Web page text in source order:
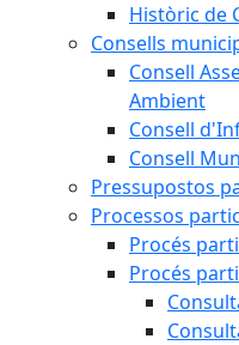
Històric de
Consells
Consell
Ambient
Consell
Consell
Pressupostos
Processos
Procés
Procés